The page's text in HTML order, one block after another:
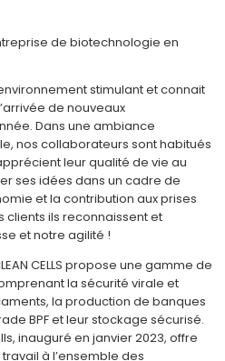
de biotechnologie en
environnement stimulant et connait
de nouveaux
Dans une ambiance
nos collaborateurs sont habitués
leur qualité de vie au
ses idées dans un cadre de
et la contribution aux prises
clients ils reconnaissent et
et notre agilité !
CELLS propose une gamme de
la sécurité virale et
la production de banques
BPF et leur stockage sécurisé.
inauguré en janvier 2023, offre
à l’ensemble des